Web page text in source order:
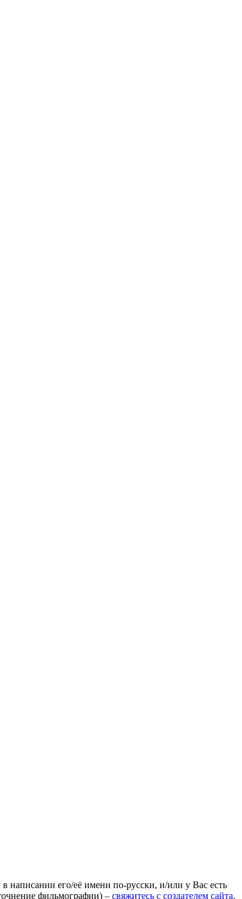
написании его/её имени по-русски, и/или у Вас есть
фильмографии) – свяжитесь с создателем сайта.